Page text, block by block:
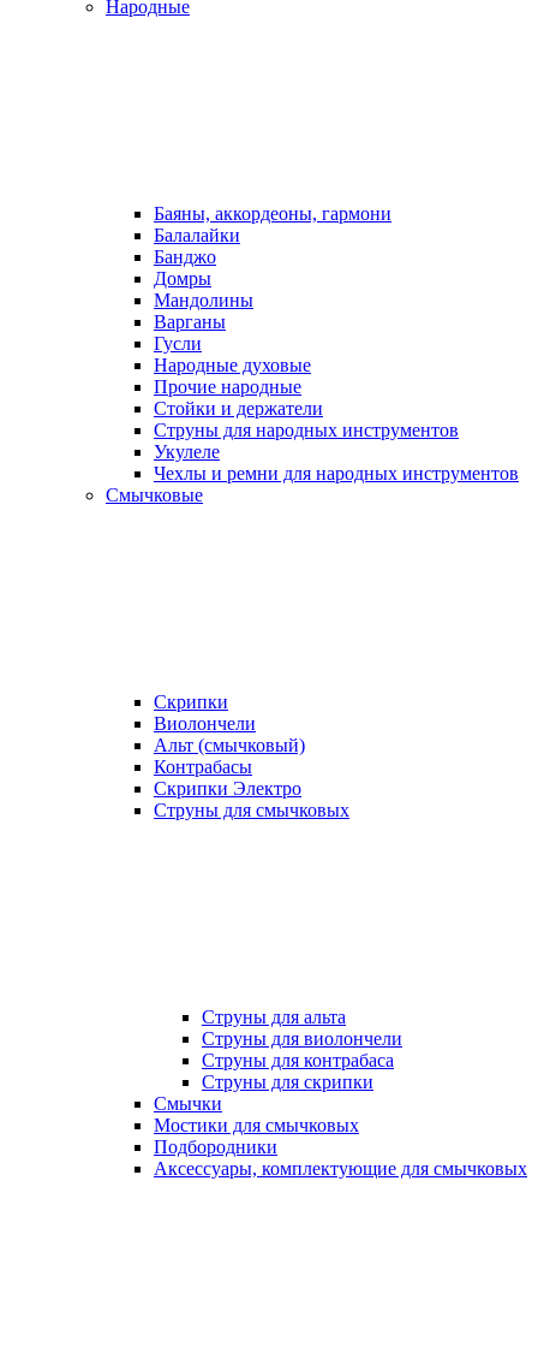
Народные
Баяны, аккордеоны, гармони
Балалайки
Банджо
Домры
Мандолины
Варганы
Гусли
Народные духовые
Прочие народные
Стойки и держатели
Струны для народных инструментов
Укулеле
Чехлы и ремни для народных инструментов
Смычковые
Скрипки
Виолончели
Альт (смычковый)
Контрабасы
Скрипки Электро
Струны для смычковых
Струны для альта
Струны для виолончели
Струны для контрабаса
Струны для скрипки
Смычки
Мостики для смычковых
Подбородники
Аксеcсуары, комплектующие для смычковых